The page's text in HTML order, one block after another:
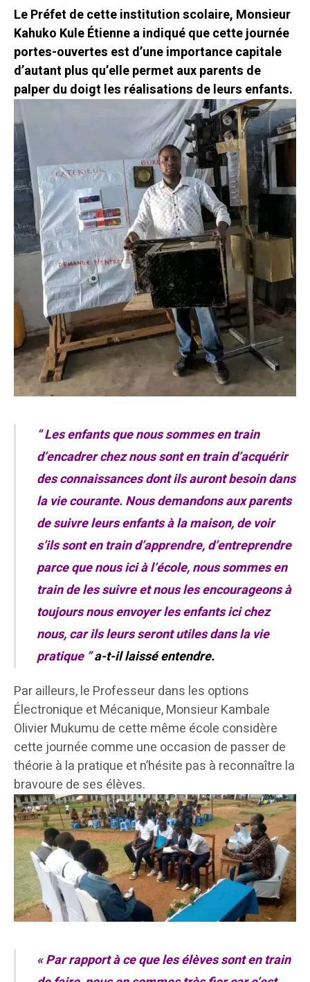
Le Préfet de cette institution scolaire, Monsieur
Kahuko Kule Étienne a indiqué que cette journée
portes-ouvertes est d’une importance capitale
d’autant plus qu’elle permet aux parents de
palper du doigt les réalisations de leurs enfants.
“ Les enfants que nous sommes en train
d’encadrer chez nous sont en train d’acquérir
des connaissances dont ils auront besoin dans
la vie courante. Nous demandons aux parents
de suivre leurs enfants à la maison, de voir
s’ils sont en train d’apprendre, d’entreprendre
parce que nous ici à l’école, nous sommes en
train de les suivre et nous les encourageons à
toujours nous envoyer les enfants ici chez
nous, car ils leurs seront utiles dans la vie
pratique ”a-t-il laissé entendre.
Par ailleurs, le Professeur dans les options
Électronique et Mécanique, Monsieur Kambale
Olivier Mukumu de cette même école considère
cette journée comme une occasion de passer de
théorie à la pratique et n’hésite pas à reconnaître la
bravoure de ses élèves.
« Par rapport à ce que les élèves sont en train